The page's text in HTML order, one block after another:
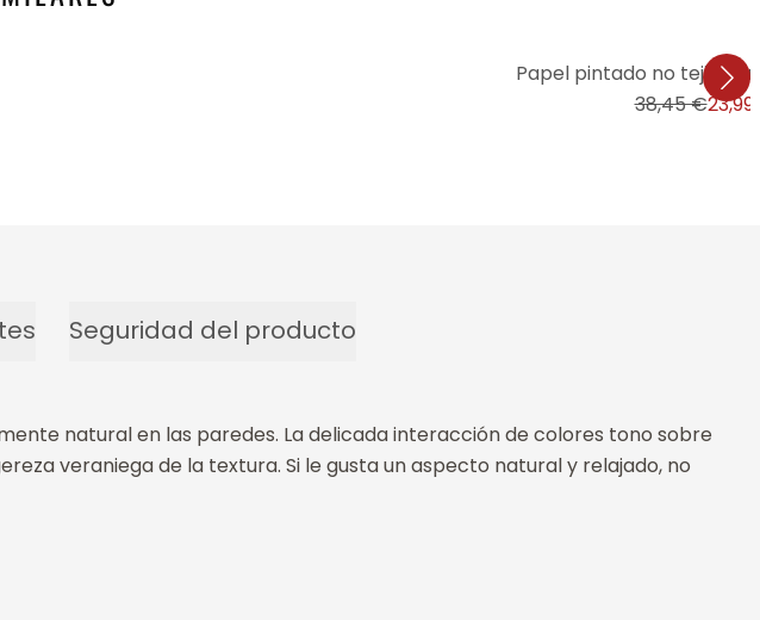
Papel pintado no tejido
38,45 €
Seguridad del producto
natural en las paredes. La delicada interacción de colores tono sobre
veraniega de la textura. Si le gusta un aspecto natural y relajado, no